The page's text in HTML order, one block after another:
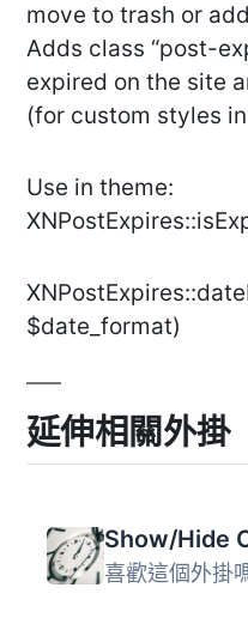
move to trash or
Adds class “post-
expired on the site
(for custom styles
Use in theme:
$date_format)
延伸相關外掛
Show/Hide